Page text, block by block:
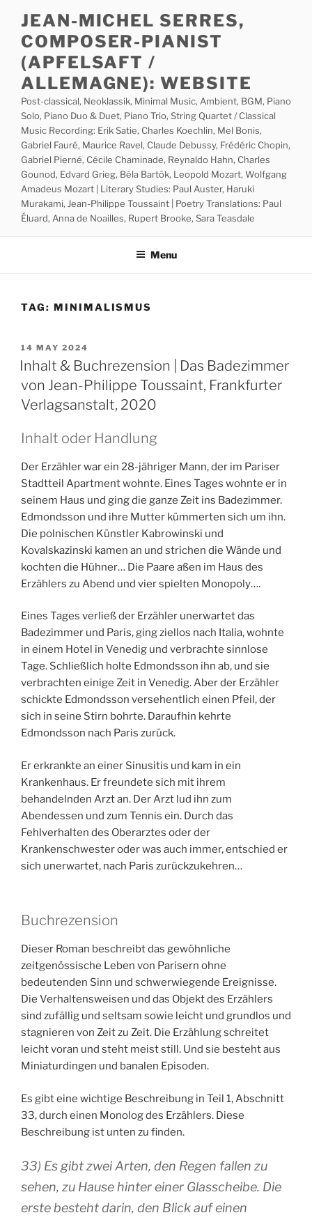
content
JEAN-MICHEL SERRES,
COMPOSER-PIANIST
(APFELSAFT /
ALLEMAGNE): WEBSITE
Post-classical, Neoklassik, Minimal Music, Ambient, BGM, Piano
Solo, Piano Duo & Duet, Piano Trio, String Quartet / Classical
Music Recording: Erik Satie, Charles Koechlin, Mel Bonis,
Gabriel Fauré, Maurice Ravel, Claude Debussy, Frédéric Chopin,
Gabriel Pierné, Cécile Chaminade, Reynaldo Hahn, Charles
Gounod, Edvard Grieg, Béla Bartók, Leopold Mozart, Wolfgang
Amadeus Mozart | Literary Studies: Paul Auster, Haruki
Murakami, Jean-Philippe Toussaint | Poetry Translations: Paul
Éluard, Anna de Noailles, Rupert Brooke, Sara Teasdale
Menu
TAG: MINIMALISMUS
POSTED
ON
14 MAY 2024
Inhalt & Buchrezension | Das Badezimmer
von Jean-Philippe Toussaint, Frankfurter
Verlagsanstalt, 2020
Inhalt oder Handlung
Der Erzähler war ein 28-jähriger Mann, der im Pariser
Stadtteil Apartment wohnte. Eines Tages wohnte er in
seinem Haus und ging die ganze Zeit ins Badezimmer.
Edmondsson und ihre Mutter kümmerten sich um ihn.
Die polnischen Künstler Kabrowinski und
Kovalskazinski kamen an und strichen die Wände und
kochten die Hühner… Die Paare aßen im Haus des
Erzählers zu Abend und vier spielten Monopoly….
Eines Tages verließ der Erzähler unerwartet das
Badezimmer und Paris, ging ziellos nach Italia, wohnte
in einem Hotel in Venedig und verbrachte sinnlose
Tage. Schließlich holte Edmondsson ihn ab, und sie
verbrachten einige Zeit in Venedig. Aber der Erzähler
schickte Edmondsson versehentlich einen Pfeil, der
sich in seine Stirn bohrte. Daraufhin kehrte
Edmondsson nach Paris zurück.
Er erkrankte an einer Sinusitis und kam in ein
Krankenhaus. Er freundete sich mit ihrem
behandelnden Arzt an. Der Arzt lud ihn zum
Abendessen und zum Tennis ein. Durch das
Fehlverhalten des Oberarztes oder der
Krankenschwester oder was auch immer, entschied er
sich unerwartet, nach Paris zurückzukehren…
Buchrezension
Dieser Roman beschreibt das gewöhnliche
zeitgenössische Leben von Parisern ohne
bedeutenden Sinn und schwerwiegende Ereignisse.
Die Verhaltensweisen und das Objekt des Erzählers
sind zufällig und seltsam sowie leicht und grundlos und
stagnieren von Zeit zu Zeit. Die Erzählung schreitet
leicht voran und steht meist still. Und sie besteht aus
Miniaturdingen und banalen Episoden.
Es gibt eine wichtige Beschreibung in Teil 1, Abschnitt
33, durch einen Monolog des Erzählers. Diese
Beschreibung ist unten zu finden.
33) Es gibt zwei Arten, den Regen fallen zu
sehen, zu Hause hinter einer Glasscheibe. Die
erste besteht darin, den Blick auf einen